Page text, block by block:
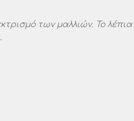
των μαλλιών. Το